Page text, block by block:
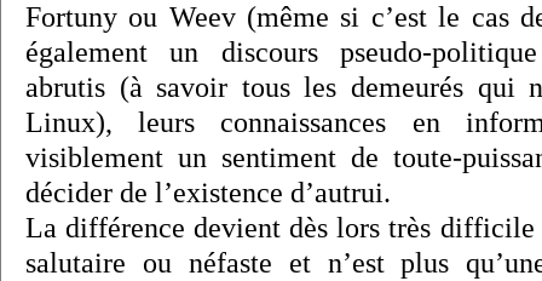
Fortuny ou Weev (même si c’est le cas
également un discours pseudo-
abrutis (à savoir tous les demeurés qui
Linux), leurs connaissances en
visiblement un sentiment de toute-
décider de l’existence d’autrui.
La différence devient dès lors très difficile
salutaire ou néfaste et n’est plus